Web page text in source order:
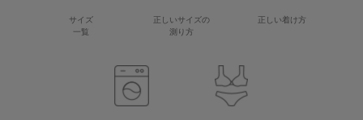
サイズ
一覧
正しいサイズの
測り方
正しい着け方